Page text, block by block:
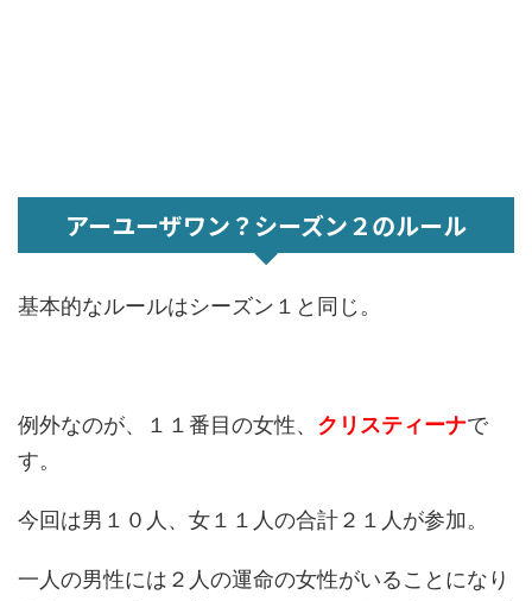
アーユーザワン？シーズン２のルール
基本的なルールはシーズン１と同じ。
例外なのが、１１番目の女性、 クリスティーナで
す。
今回は男１０人、女１１人の合計２１人が参加。
一人の男性には２人の運命の女性がいることになり